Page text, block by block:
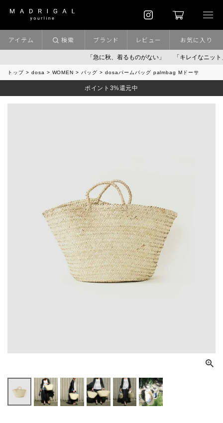
「急に秋、着るものがない」 「キレイなニット」
アイテム 検索 ブランド レビュー お気に入り
トップ dosa WOMEN バッグ dosaパームバッグ palmbag Mドーサ
ポイント3%還元中